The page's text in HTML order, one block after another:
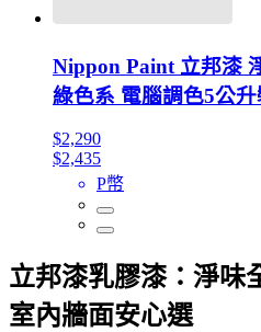
Nippon Paint 立邦漆
綠色系 電腦調色5公升
$2,290
$2,435
P幣
立邦漆乳膠漆：淨味
室內牆面安心選